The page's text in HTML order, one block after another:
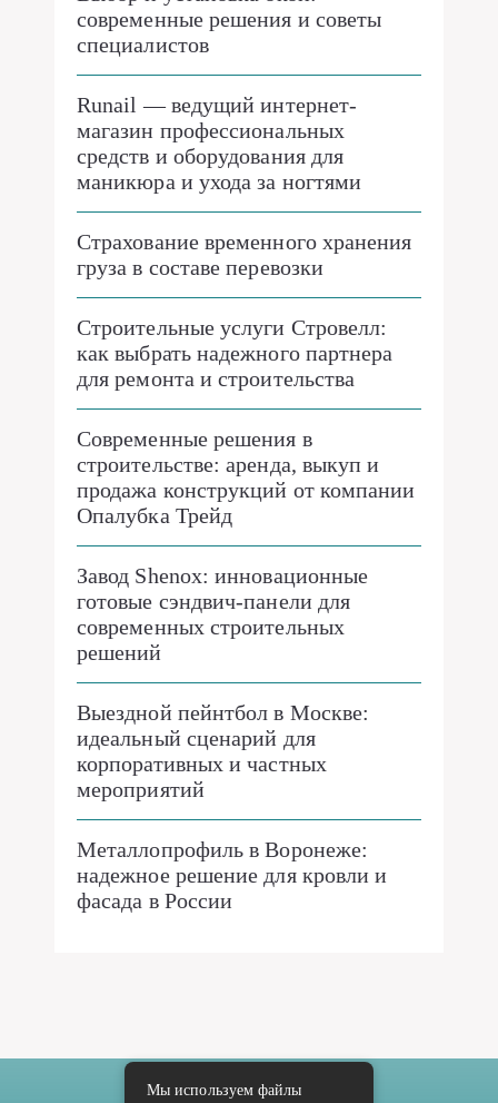
современные решения и советы
специалистов
Runail — ведущий интернет-
магазин профессиональных
средств и оборудования для
маникюра и ухода за ногтями
Страхование временного хранения
груза в составе перевозки
Строительные услуги Стровелл:
как выбрать надежного партнера
для ремонта и строительства
Современные решения в
строительстве: аренда, выкуп и
продажа конструкций от компании
Опалубка Трейд
Завод Shenox: инновационные
готовые сэндвич-панели для
современных строительных
решений
Выездной пейнтбол в Москве:
идеальный сценарий для
корпоративных и частных
мероприятий
Металлопрофиль в Воронеже:
надежное решение для кровли и
фасада в России
Мы используем файлы